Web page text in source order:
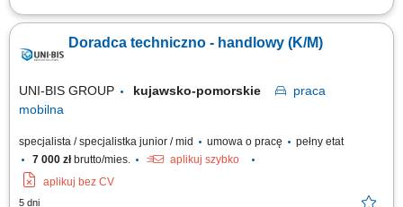
Główny zakres obowiązków: przygotowanie kompleksowych ofert
bezpośrednia obsługa klientów w oddziale.
Doradca techniczno - handlowy (K/M)
UNI-BIS GROUP kujawsko-pomorskie
praca
mobilna
specjalista / specjalistka junior / mid umowa o pracę
pełny etat
7 000 złbrutto/mies.
aplikuj szybko
aplikuj bez CV
5 dni